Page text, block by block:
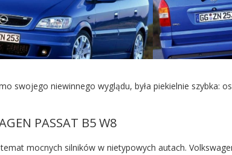
swojego niewinnego wyglądu, była piekielnie szybka:
PASSAT B5 W8
mocnych silników w nietypowych autach.